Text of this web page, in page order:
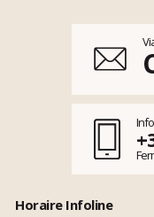
Horaire Infoline